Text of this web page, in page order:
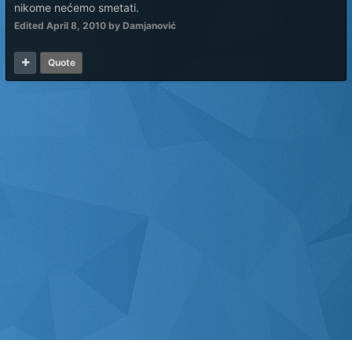
nikome nećemo smetati.
Edited April 8, 2010 by Damjanović
Quote